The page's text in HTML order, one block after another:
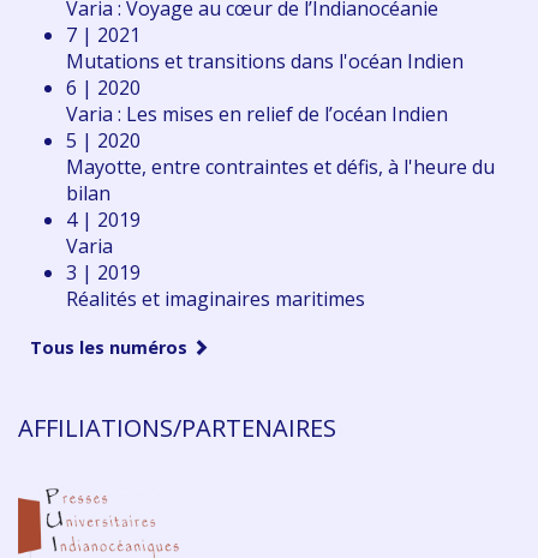
Varia : Voyage au cœur de l’Indianocéanie
7 | 2021
Mutations et transitions dans l'océan Indien
6 | 2020
Varia : Les mises en relief de l’océan Indien
5 | 2020
Mayotte, entre contraintes et défis, à l'heure du
bilan
4 | 2019
Varia
3 | 2019
Réalités et imaginaires maritimes
Tous les numéros
AFFILIATIONS/PARTENAIRES